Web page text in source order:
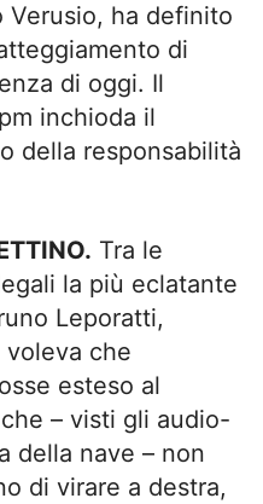
Verusio, ha definito
di
di oggi. Il
inchioda il
della responsabilità
Tra le
la più eclatante
Leporatti,
che
esteso al
– visti gli audio-
della nave – non
di virare a destra,